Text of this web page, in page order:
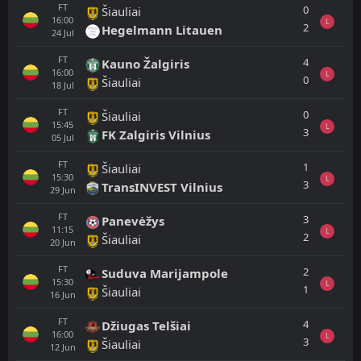
FT
16:00
24 Jul
Šiauliai
Hegelmann Litauen
0
2
L
FT
16:00
18 Jul
Kauno Žalgiris
Šiauliai
4
0
L
FT
15:45
05 Jul
Šiauliai
FK Zalgiris Vilnius
0
3
L
FT
15:30
29 Jun
Šiauliai
TransINVEST Vilnius
1
3
L
FT
11:15
20 Jun
Panevėžys
Šiauliai
3
2
L
FT
15:30
16 Jun
Suduva Marijampole
Šiauliai
2
1
L
FT
16:00
12 Jun
Džiugas Telšiai
Šiauliai
4
3
L